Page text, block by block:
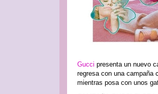
Gucci presenta un nuevo
regresa con una campaña
mientras posa con unos